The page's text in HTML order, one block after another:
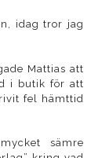
idag tror jag
Mattias att
i butik för att
fel hämttid
sämre